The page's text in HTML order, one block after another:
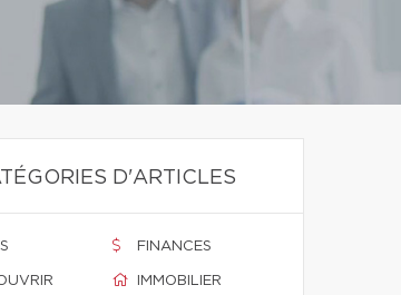
D'ARTICLES
FINANCES
IMMOBILIER